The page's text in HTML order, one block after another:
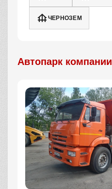
ЧЕРНОЗЕМ
Автопарк компании